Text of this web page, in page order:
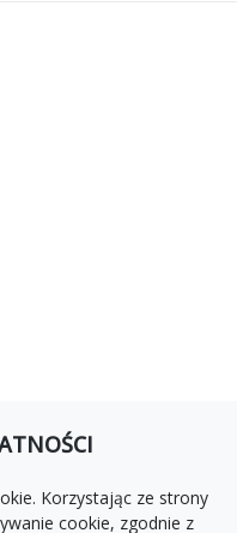
Korzystając ze strony
cookie, zgodnie z